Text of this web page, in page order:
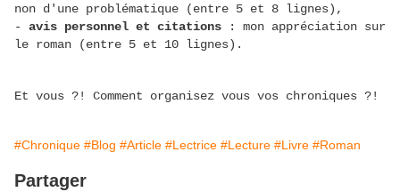
non d'une problématique (entre 5 et 8 lignes),
- avis personnel et citations
: mon appréciation sur
le roman (entre 5 et 10 lignes).
Et vous ?! Comment organisez vous vos chroniques ?!
#Chronique #Blog #Article #Lectrice #Lecture #Livre #Roman
Partager